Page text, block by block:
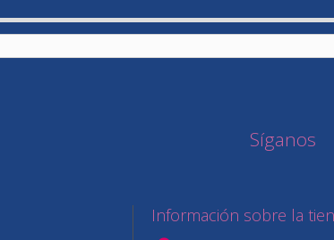
Síganos
Información sobre la